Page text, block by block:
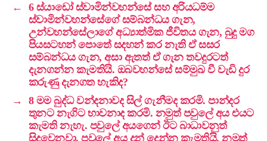
←
6 ස්යාඩෝ ස්වාමින්වහන්සේ සහ අරියධම්ම
ස්වාමින්වහන්සේගේ සම්බන්ධය ගැන,
උන්වහන්සේලාගේ අධ්‍යාත්මික ජීවිතය ගැන, බුදු මග
පියසටහන් පොතේ සදහන් කර නැති ඒ සසර
සම්බන්ධය ගැන, අසා ඇතත් ඒ ගැන තවදුරටත්
දැනගන්න කැමතියි. ඔබවහන්සේ සම්මුඛ වී වැඩි දුර
කරුණු දැනගත හැකිද?
→
8 මම බුද්ධ වන්දනාවද සිල් ගැනීමද කරමි. පාන්දර
තුනට නැගිට භාවනාද කරමි. නමුත් පවුලේ අය එයට
කැමති නැහැ. පවුලේ අයගෙන් ඊට බාධාවනුත්
සිදුවෙනවා. පවුලේ අය දන් දෙන්න කැමතියි. නමුත්